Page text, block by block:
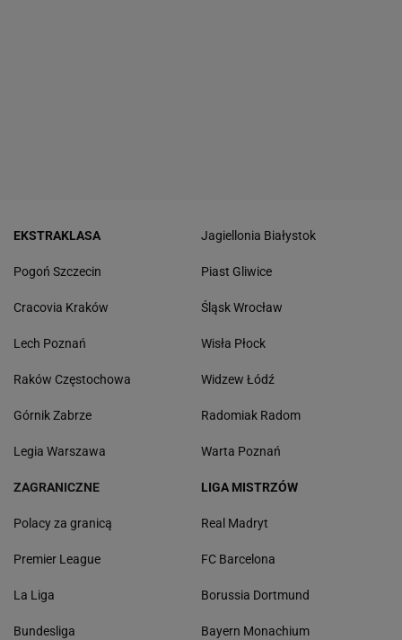
EKSTRAKLASA
Pogoń Szczecin
Cracovia Kraków
Lech Poznań
Raków Częstochowa
Górnik Zabrze
Legia Warszawa
Jagiellonia Białystok
Piast Gliwice
Śląsk Wrocław
Wisła Płock
Widzew Łódź
Radomiak Radom
Warta Poznań
ZAGRANICZNE
Polacy za granicą
Premier League
La Liga
Bundesliga
LIGA MISTRZÓW
Real Madryt
FC Barcelona
Borussia Dortmund
Bayern Monachium